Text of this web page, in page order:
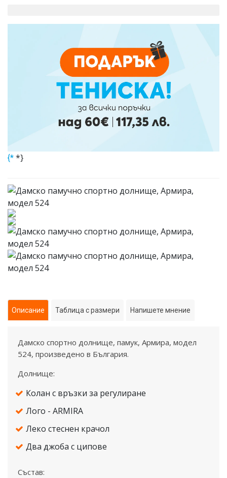
КЪСИ ПАНТАЛОНИ
ЕКИПИ
ДОЛНИЩА
МЪЖЕ
ЕКИПИ
ЕЛЕЦИ
ЗИМНА КОЛЕКЦИЯ
ПОТНИЦИ
СУИЧЪРИ
ТЕНИСКИ
ЯКЕТА
КЪСИ ПАНТАЛОНИ
{* *}
Описание Таблица с размери Напишете мнение
Дамско спортно долнище, памук, Армира, модел
524, произведено в България.
Долнище:
Колан с връзки за регулиране
Лого - ARMIRA
Леко стеснен крачол
Два джоба с ципове
Състав: